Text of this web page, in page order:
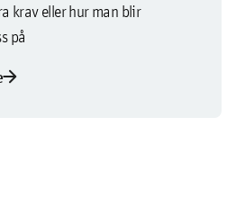
krav eller hur man blir
på